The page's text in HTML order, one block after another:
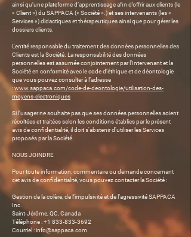
ainsi qu’une plateforme d’apprentissage afin d’offrir aux clients (le
« Client ») du SAPPACA (« Société ».) et ses intervenants (les «
Services ») didactiques et thérapeutiques ainsi que pour gérer les
dossiers clients.
L'entité responsable du traitement des données personnelles des
Clients est la Société. La responsabilité des données
personnelles est assumée conjointement par l’Intervenant et la
Société en conformité avec le code d’éthique et de déontologie
que vous pouvez consulter à l’adresse
:www.sappaca.com/code-de-deontologie/utilisation-des-
moyens-electroniques
Si l’usager ne souhaite pas que ses données personnelles soient
récoltées et traitées selon les conditions établies par le présent
avis de confidentialité, il doit s'abstenir d'utiliser les Services
proposés par la Société.
NOUS JOINDRE
Pour toute information, commentaire ou demande concernant
cet avis de confidentialité, vous pouvez contacter la Société :
Gestion de la colère, de l’impulsivité et de l’agressivité SAPPACA
Inc.
Saint-Jérôme, QC, Canada
Téléphone : +1 833-833-3692
Courriel : info@sappaca.com